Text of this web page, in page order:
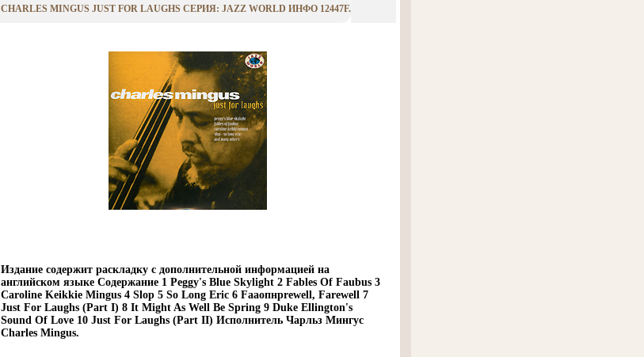
CHARLES MINGUS JUST FOR LAUGHS СЕРИЯ: JAZZ WORLD ИНФО 12447F.
Издание содержит раскладку с дополнительной информацией на
английском языке Содержание 1 Peggy's Blue Skylight 2 Fables Of Faubus 3
Caroline Keikkie Mingus 4 Slop 5 So Long Eric 6 Faаопнрrewell, Farewell 7
Just For Laughs (Part I) 8 It Might As Well Be Spring 9 Duke Ellington's
Sound Of Love 10 Just For Laughs (Part II) Исполнитель Чарльз Мингус
Charles Mingus.